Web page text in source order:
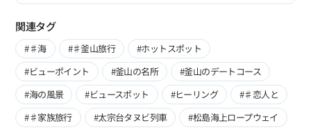
関連タグ
#♯海 #♯釜山旅行
#ホットスポット
#ビューポイント
#釜山の名所
#釜山のデートコース
#海の風景
#ビュースポット #ヒーリング
#♯恋人と
#♯家族旅行
#太宗台タヌビ列車
#松島海上ロープウェイ